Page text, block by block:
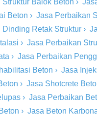
Balok Beton ›
Beton › Jasa Perbaikan
Retak Struktur ›
› Jasa Perbaikan
› Jasa Perbaikan
Beton › Jasa
› Jasa Shotcrete
› Jasa Perbaikan
› Jasa Beton